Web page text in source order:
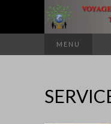
MENU